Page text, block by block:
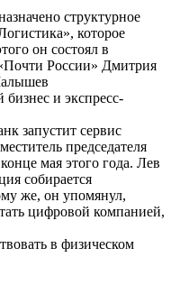
структурное
которое
он состоял в
России» Дмитрия
и экспресс-
запустит сервис
председателя
мая этого года. Лев
собирается
же, он упомянул,
цифровой компанией,
в физическом